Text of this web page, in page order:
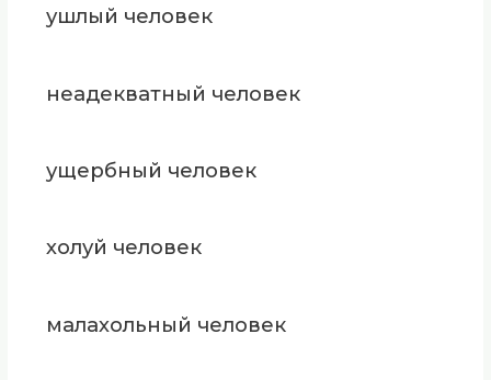
ушлый человек
неадекватный человек
ущербный человек
холуй человек
малахольный человек